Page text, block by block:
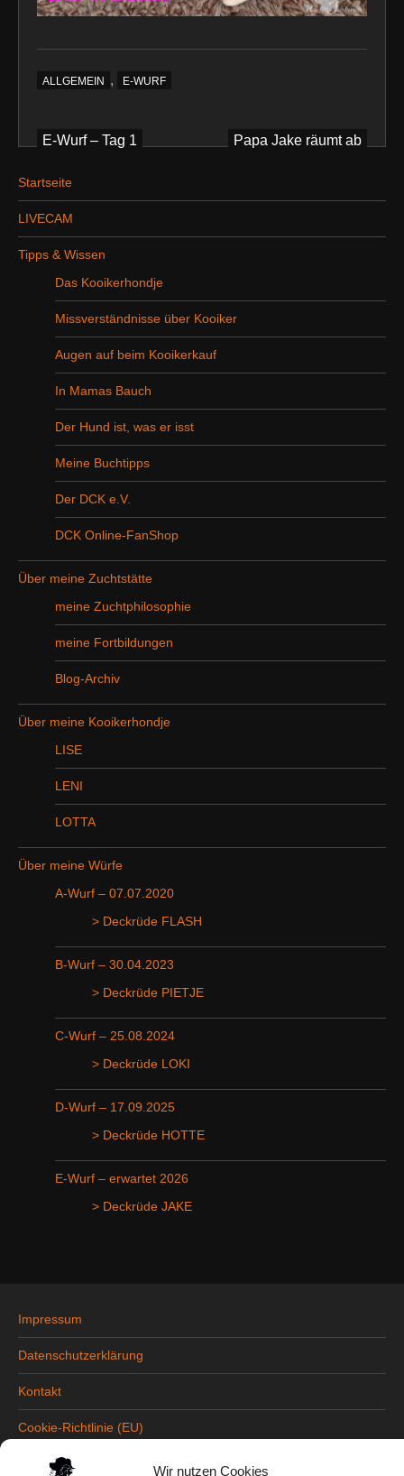
Wir nutzen Cookies
ALLGEMEIN , E-WURF
Beitragsnavigation
E-Wurf – Tag 1 Papa Jake räumt ab
Startseite
LIVECAM
Tipps & Wissen
Das Kooikerhondje
Missverständnisse über Kooiker
Augen auf beim Kooikerkauf
In Mamas Bauch
Der Hund ist, was er isst
Meine Buchtipps
Der DCK e.V.
DCK Online-FanShop
Über meine Zuchtstätte
meine Zuchtphilosophie
meine Fortbildungen
Blog-Archiv
Über meine Kooikerhondje
LISE
LENI
LOTTA
Über meine Würfe
A-Wurf – 07.07.2020
> Deckrüde FLASH
B-Wurf – 30.04.2023
> Deckrüde PIETJE
C-Wurf – 25.08.2024
> Deckrüde LOKI
D-Wurf – 17.09.2025
> Deckrüde HOTTE
E-Wurf – erwartet 2026
> Deckrüde JAKE
Impressum
Datenschutzerklärung
Kontakt
Cookie-Richtlinie (EU)